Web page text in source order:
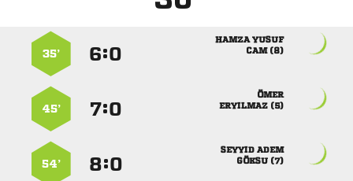
 
 
:
35’

 
:
45’
 
 
:
54’